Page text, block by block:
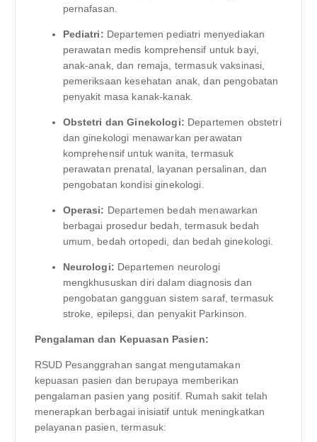
pernafasan.
Pediatri: Departemen pediatri menyediakan
perawatan medis komprehensif untuk bayi,
anak-anak, dan remaja, termasuk vaksinasi,
pemeriksaan kesehatan anak, dan pengobatan
penyakit masa kanak-kanak.
Obstetri dan Ginekologi: Departemen obstetri
dan ginekologi menawarkan perawatan
komprehensif untuk wanita, termasuk
perawatan prenatal, layanan persalinan, dan
pengobatan kondisi ginekologi.
Operasi: Departemen bedah menawarkan
berbagai prosedur bedah, termasuk bedah
umum, bedah ortopedi, dan bedah ginekologi.
Neurologi: Departemen neurologi
mengkhususkan diri dalam diagnosis dan
pengobatan gangguan sistem saraf, termasuk
stroke, epilepsi, dan penyakit Parkinson.
Pengalaman dan Kepuasan Pasien:
RSUD Pesanggrahan sangat mengutamakan
kepuasan pasien dan berupaya memberikan
pengalaman pasien yang positif. Rumah sakit telah
menerapkan berbagai inisiatif untuk meningkatkan
pelayanan pasien, termasuk: